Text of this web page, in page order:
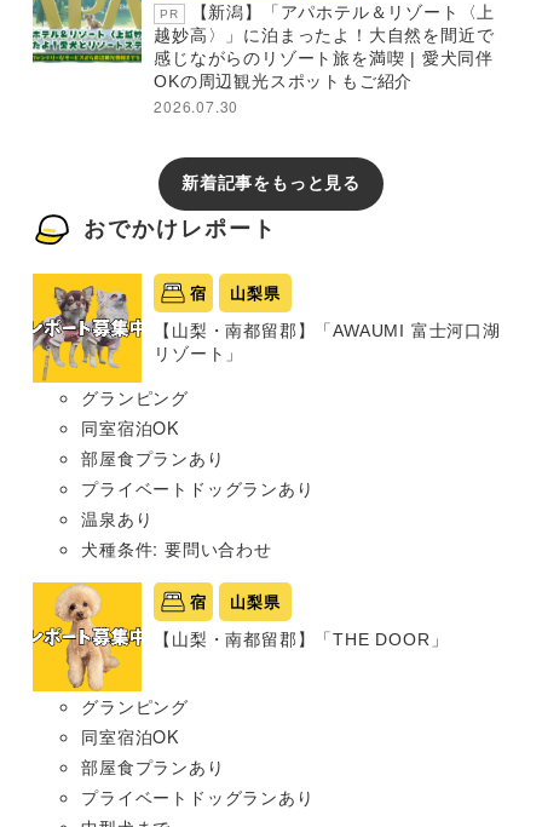
PR
【新潟】「アパホテル＆リゾート〈上
越妙高〉」に泊まったよ！大自然を間近で
感じながらのリゾート旅を満喫 | 愛犬同伴
OKの周辺観光スポットもご紹介
2026.07.30
新着記事をもっと見る
おでかけレポート
宿 山梨県
【山梨・南都留郡】「AWAUMI 富士河口湖
リゾート」
グランピング
同室宿泊OK
部屋食プランあり
プライベートドッグランあり
温泉あり
犬種条件: 要問い合わせ
宿 山梨県
【山梨・南都留郡】「THE DOOR」
グランピング
同室宿泊OK
部屋食プランあり
プライベートドッグランあり